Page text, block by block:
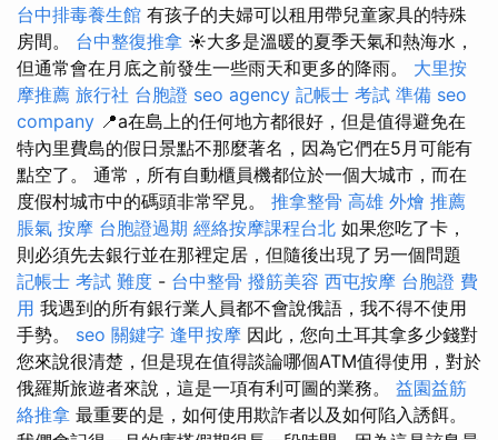
台中排毒養生館 有孩子的夫婦可以租用帶兒童家具的特殊
房間。 台中整復推拿 ☀️大多是溫暖的夏季天氣和熱海水，
但通常會在月底之前發生一些雨天和更多的降雨。 大里按
摩推薦 旅行社 台胞證 seo agency 記帳士 考試 準備 seo
company 📍a在島上的任何地方都很好，但是值得避免在
特內里費島的假日景點不那麼著名，因為它們在5月可能有
點空了。 通常，所有自動櫃員機都位於一個大城市，而在
度假村城市中的碼頭非常罕見。 推拿整骨 高雄 外燴 推薦
脹氣 按摩 台胞證過期 經絡按摩課程台北 如果您吃了卡，
則必須先去銀行並在那裡定居，但隨後出現了另一個問題
記帳士 考試 難度 - 台中整骨 撥筋美容 西屯按摩 台胞證 費
用 我遇到的所有銀行業人員都不會說俄語，我不得不使用
手勢。 seo 關鍵字 逢甲按摩 因此，您向土耳其拿多少錢對
您來說很清楚，但是現在值得談論哪個ATM值得使用，對於
俄羅斯旅遊者來說，這是一項有利可圖的業務。 益園益筋
絡推拿 最重要的是，如何使用欺詐者以及如何陷入誘餌。